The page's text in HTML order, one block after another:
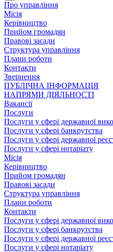
Про управління
Місія
Керівництво
Прийом громадян
Правові засади
Структура управління
Плани роботи
Контакти
Звернення
ПУБЛІЧНА ІНФОРМАЦІЯ
НАПРЯМИ ДІЯЛЬНОСТІ
Вакансії
Послуги
Послуги у сфері державної
Послуги у сфері банкрутства
Послуги у сфері державної
Послуги у сфері нотаріату
Місія
Керівництво
Прийом громадян
Правові засади
Структура управління
Плани роботи
Контакти
Послуги у сфері державної
Послуги у сфері банкрутства
Послуги у сфері державної
Послуги у сфері нотаріату